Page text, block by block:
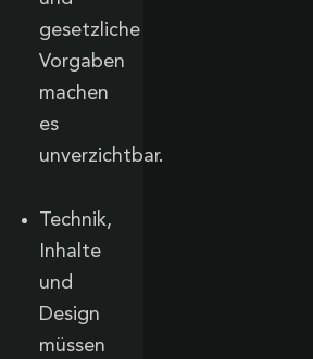
gesetzliche
Vorgaben
machen
es
unverzichtbar.
Technik,
Inhalte
und
Design
müssen